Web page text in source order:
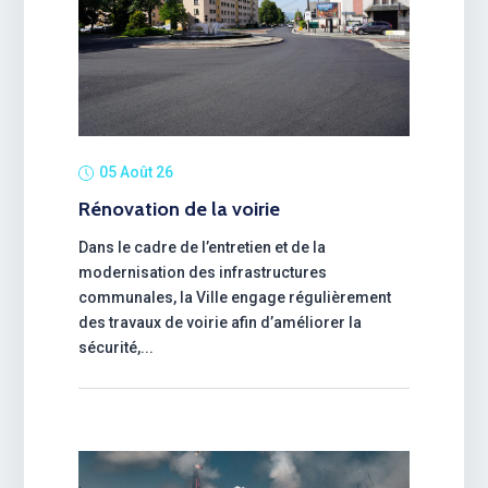
05 Août 26
Rénovation de la voirie
Dans le cadre de l’entretien et de la
modernisation des infrastructures
communales, la Ville engage régulièrement
des travaux de voirie afin d’améliorer la
sécurité,...